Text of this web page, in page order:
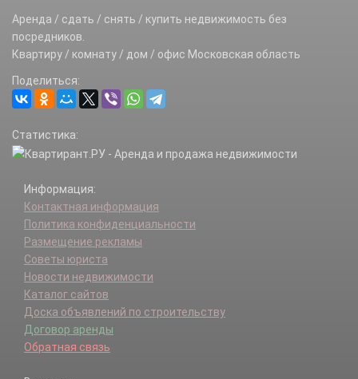
Аренда / сдать / снять / купить недвижимость без
посредников.
Квартиру / комнату / дом / офис Московская область
Поделиться:
Статистика:
Информация:
Контактная информация
Политика конфиденциальности
Размещение рекламы
Советы юриста
Новости недвижимости
Каталог сайтов
Доска объявлений по строительству
Договор аренды
Обратная связь